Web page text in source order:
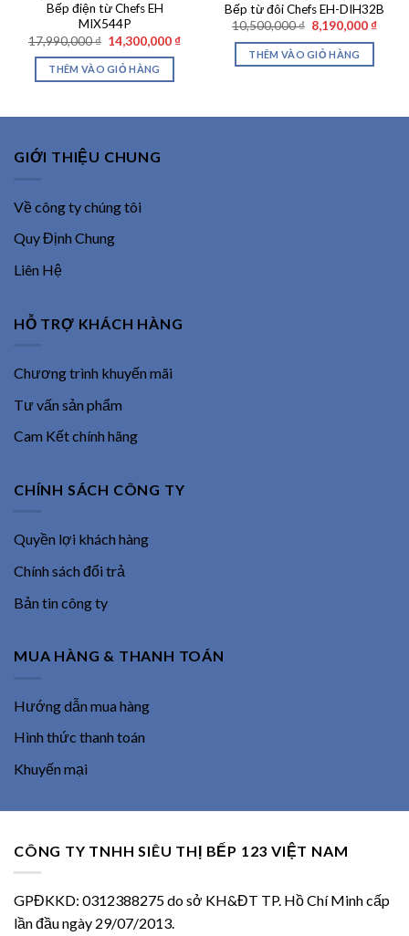
Bếp điện từ Chefs EH
MIX544P
17,990,000₫ Giá
gốc
là:
17,990,000 ₫.
14,300,000 ₫Giá
THÊM VÀO GIỎ HÀNG
Bếp từ đôi Chefs EH-DIH32B
10,500,000₫ Giá
gốc
là:
10,500,000 ₫.
8,190,000 ₫Giá
THÊM VÀO GIỎ HÀNG
GIỚI THIỆU CHUNG
Về công ty chúng tôi
Quy Định Chung
Liên Hệ
HỖ TRỢ KHÁCH HÀNG
Chương trình khuyến mãi
Tư vấn sản phẩm
Cam Kết chính hãng
CHÍNH SÁCH CÔNG TY
Quyền lợi khách hàng
Chính sách đổi trả
Bản tin công ty
MUA HÀNG & THANH TOÁN
Hướng dẫn mua hàng
Hình thức thanh toán
Khuyến mại
CÔNG TY TNHH SIÊU THỊ BẾP 123 VIỆT NAM
GPĐKKD: 0312388275 do sở KH&ĐT TP. Hồ Chí Minh cấp
lần đầu ngày 29/07/2013.